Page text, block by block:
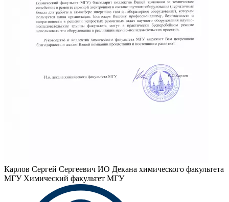
Карлов Сергей Сергеевич ИО Декана химического факультета
МГУ Химический факультет МГУ